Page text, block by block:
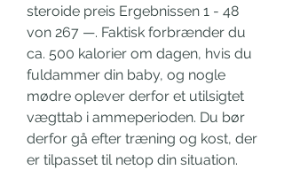
steroide preis Ergebnissen 1 - 48
von 267 —. Faktisk forbrænder du
ca. 500 kalorier om dagen, hvis du
fuldammer din baby, og nogle
mødre oplever derfor et utilsigtet
vægttab i ammeperioden. Du bør
derfor gå efter træning og kost, der
er tilpasset til netop din situation.